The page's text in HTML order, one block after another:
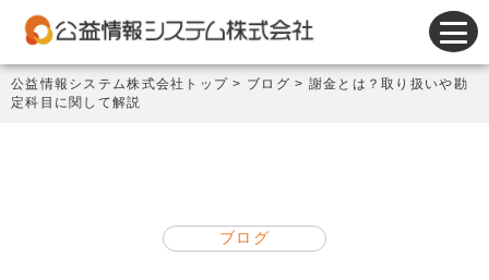
会計システム
公益情報システム株式会社トップ > ブログ > 謝金とは？取り扱いや勘
定科目に関して解説
ブログ